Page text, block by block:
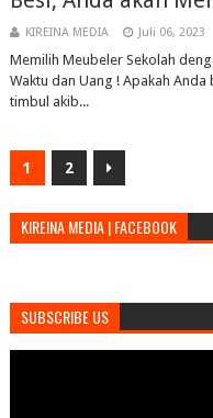
KIREINA MEDIA Juli 06, 2023
Memilih Meubeler Sekolah
Waktu dan Uang ! Apakah
timbul akib...
1 2
KIREINA MEDIA | FACEBOOK
SUBSCRIBE US